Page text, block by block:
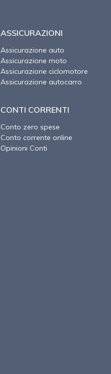
ASSICURAZIONI
Assicurazione auto
Assicurazione moto
Assicurazione ciclomotore
Assicurazione autocarro
CONTI CORRENTI
Conto zero spese
Conto corrente online
Opinioni Conti